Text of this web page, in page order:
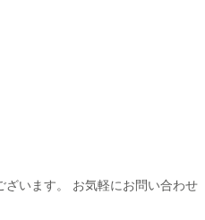
ざいます。 お気軽にお問い合わせ